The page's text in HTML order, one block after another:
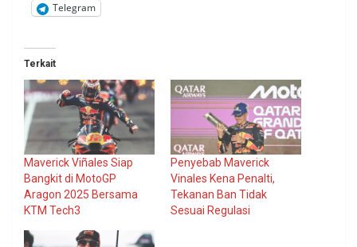
Telegram
Terkait
Maverick Viñales Siap
Bangkit di MotoGP
Aragon 2025 Bersama
KTM Tech3
Penyebab Maverick
Vinales Kena Penalti,
Tekanan Ban Tidak
Sesuai Regulasi